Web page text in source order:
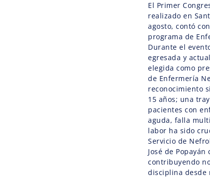
El Primer
realizado en
agosto, contó
programa de
Durante el
egresada y
elegida como
de Enfermería
reconocimiento
15 años; una
pacientes con
aguda, falla
labor ha sido
Servicio de
José de
contribuyendo
disciplina desde